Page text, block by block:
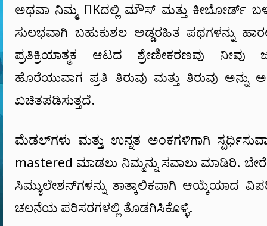
ಅಥವಾ ನಿಮ್ಮ ПКದಲ್ಲಿ ಮೌಸ್ ಮತ್ತು ಕೀಬೋರ್ಡ್
ಸುಲಭವಾಗಿ ಬಹುಕುಶಲ ಅಡ್ಡರಹಿತ ಪಥಗಳನ್ನು
ಪ್ರತಿಕ್ರಿಯಾತ್ಮಕ ಆಟದ ಶ್ರೇಣೀಕರಣವು ನೀವು
ಹೊರೆಯುವಾಗ ಪ್ರತಿ ತಿರುವು ಮತ್ತು ತಿರುವು
ಖಚಿತಪಡಿಸುತ್ತದೆ.
ಮೆಡಲ್‌ಗಳು ಮತ್ತು ಉನ್ನತ ಅಂಕಗಳಿಗಾಗಿ
mastered ಮಾಡಲು ನಿಮ್ಮನ್ನು ಸವಾಲು ಮಾಡಿರಿ.
ಸಿಮ್ಯುಲೇಶನ್‌ಗಳನ್ನು ತಾತ್ಕಾಲಿಕವಾಗಿ ಆಯ್ಕೆಯಾದ
ಚಲನೆಯ ಪರಿಸರಗಳಲ್ಲಿ ತೊಡಗಿಸಿಕೊಳ್ಳಿ.